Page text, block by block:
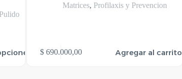
Matrices, Profilaxis y Prevencion
$690.000,00 Agregar al carrito